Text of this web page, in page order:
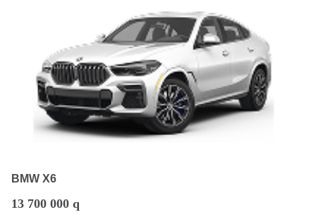
BMW X6
13 700 000 q